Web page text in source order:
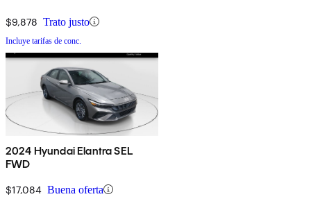
$9,878 Trato justo
Incluye tarifas de conc.
2024 Hyundai Elantra SEL
FWD
$17,084 Buena oferta